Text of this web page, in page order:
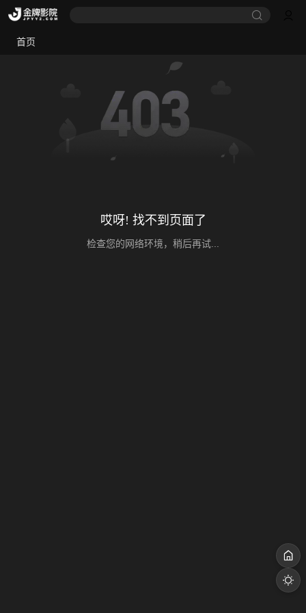
首页
哎呀! 找不到页面了
检查您的网络环境，稍后再试...